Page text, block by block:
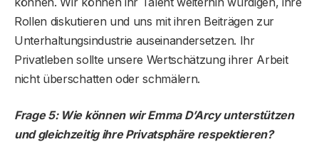
Rollen diskutieren und uns mit ihren Beiträgen zur
Unterhaltungsindustrie auseinandersetzen. Ihr
Privatleben sollte unsere Wertschätzung ihrer Arbeit
nicht überschatten oder schmälern.
Frage 5: Wie können wir Emma D’Arcy unterstützen
und gleichzeitig ihre Privatsphäre respektieren?